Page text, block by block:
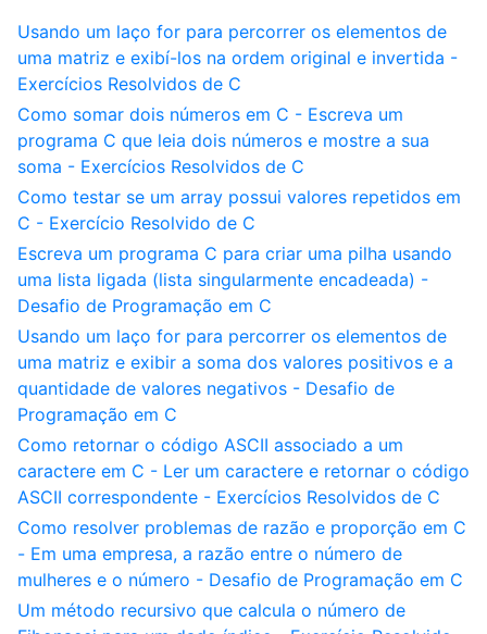
Usando um laço for para percorrer os elementos de
uma matriz e exibí-los na ordem original e invertida -
Exercícios Resolvidos de C
Como somar dois números em C - Escreva um
programa C que leia dois números e mostre a sua
soma - Exercícios Resolvidos de C
Como testar se um array possui valores repetidos em
C - Exercício Resolvido de C
Escreva um programa C para criar uma pilha usando
uma lista ligada (lista singularmente encadeada) -
Desafio de Programação em C
Usando um laço for para percorrer os elementos de
uma matriz e exibir a soma dos valores positivos e a
quantidade de valores negativos - Desafio de
Programação em C
Como retornar o código ASCII associado a um
caractere em C - Ler um caractere e retornar o código
ASCII correspondente - Exercícios Resolvidos de C
Como resolver problemas de razão e proporção em C
- Em uma empresa, a razão entre o número de
mulheres e o número - Desafio de Programação em C
Um método recursivo que calcula o número de